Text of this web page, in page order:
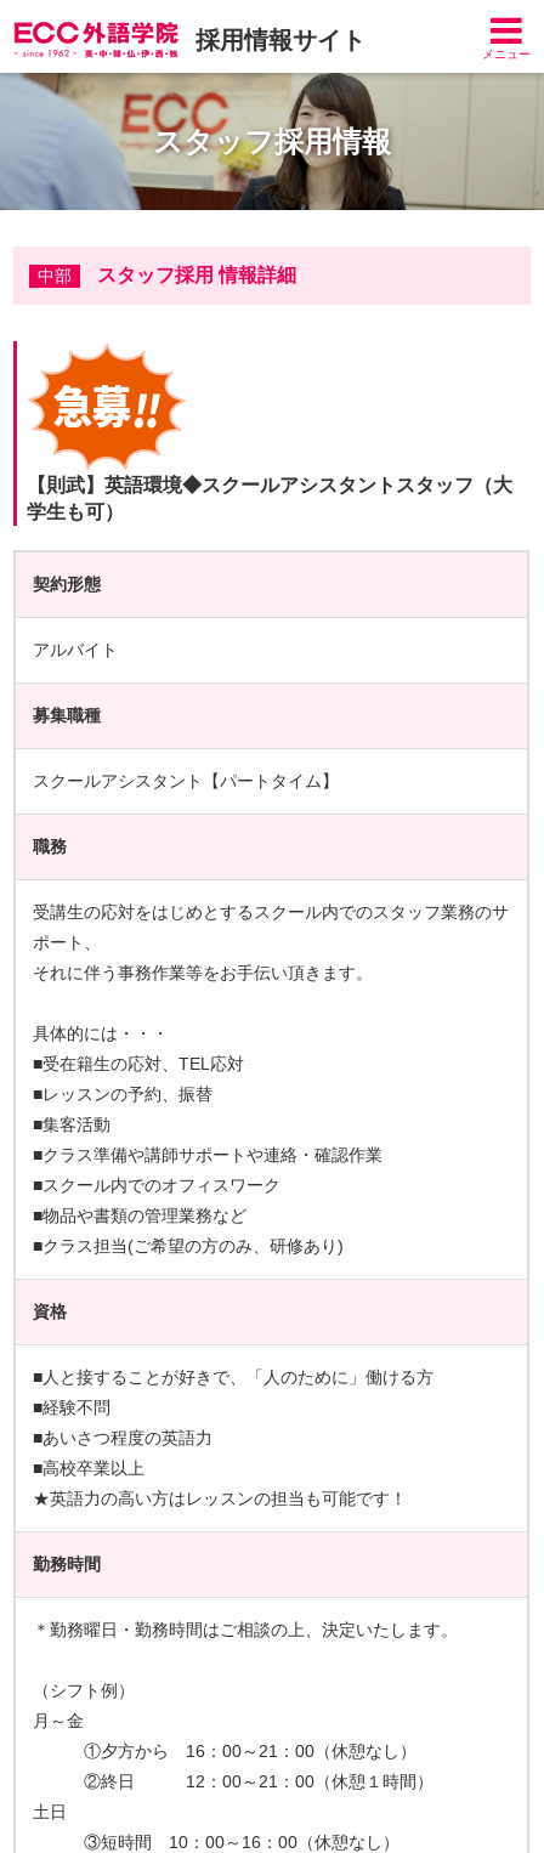
採用情報サイト
メニュー
スタッフ採用情報
中部 スタッフ採用 情報詳細
【則武】英語環境◆スクールアシスタントスタッフ（大
学生も可）
契約形態
アルバイト
募集職種
スクールアシスタント【パートタイム】
職務
受講生の応対をはじめとするスクール内でのスタッフ業務のサ
ポート、
それに伴う事務作業等をお手伝い頂きます。
具体的には・・・
■受在籍生の応対、TEL応対
■レッスンの予約、振替
■集客活動
■クラス準備や講師サポートや連絡・確認作業
■スクール内でのオフィスワーク
■物品や書類の管理業務など
■クラス担当(ご希望の方のみ、研修あり)
資格
■人と接することが好きで、「人のために」働ける方
■経験不問
■あいさつ程度の英語力
■高校卒業以上
★英語力の高い方はレッスンの担当も可能です！
勤務時間
＊勤務曜日・勤務時間はご相談の上、決定いたします。
（シフト例）
月～金
①夕方から 16：00～21：00（休憩なし）
②終日 12：00～21：00（休憩１時間）
土日
③短時間 10：00～16：00（休憩なし）